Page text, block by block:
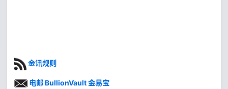
金讯规则
电邮 BullionVault 金易宝